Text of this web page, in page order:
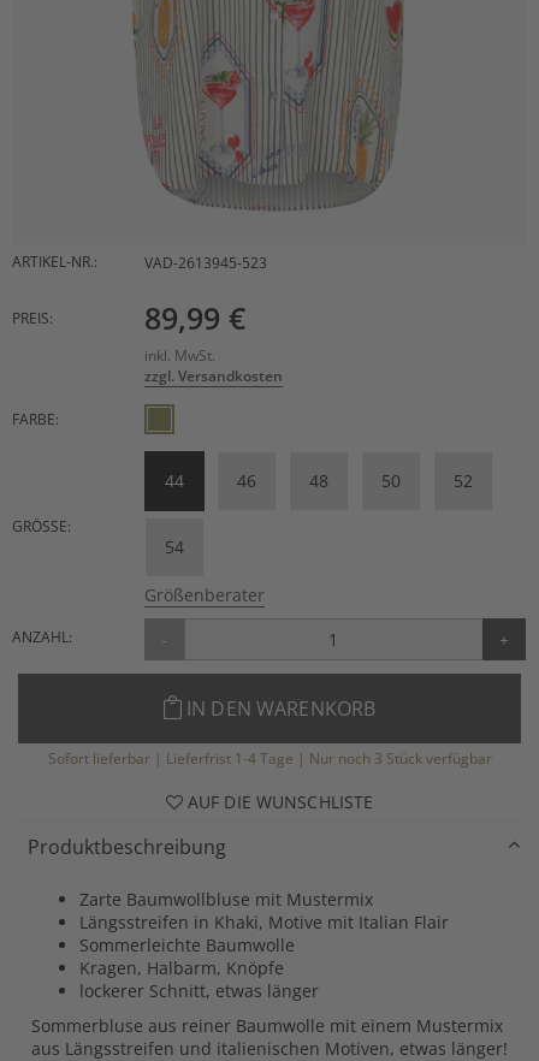
ARTIKEL-NR.: VAD-2613945-523
PREIS: 89,99 €
inkl. MwSt.
zzgl. Versandkosten
FARBE:
GRÖSSE:
44 46 48 50 52
54
Größenberater
ANZAHL: - +
IN DEN WARENKORB
Sofort lieferbar | Lieferfrist 1-4 Tage | Nur noch 3 Stück verfügbar
AUF DIE WUNSCHLISTE
Produktbeschreibung
Zarte Baumwollbluse mit Mustermix
Längsstreifen in Khaki, Motive mit Italian Flair
Sommerleichte Baumwolle
Kragen, Halbarm, Knöpfe
lockerer Schnitt, etwas länger
Sommerbluse aus reiner Baumwolle mit einem Mustermix
aus Längsstreifen und italienischen Motiven, etwas länger!